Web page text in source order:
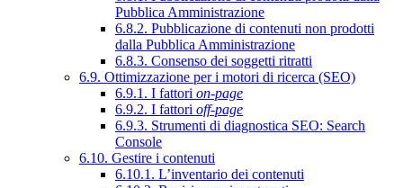
Pubblica Amministrazione
6.8.2. Pubblicazione di contenuti non prodotti
dalla Pubblica Amministrazione
6.8.3. Consenso dei soggetti ritratti
6.9. Ottimizzazione per i motori di ricerca (SEO)
6.9.1. I fattori on-page
6.9.2. I fattori off-page
6.9.3. Strumenti di diagnostica SEO: Search
Console
6.10. Gestire i contenuti
6.10.1. L’inventario dei contenuti